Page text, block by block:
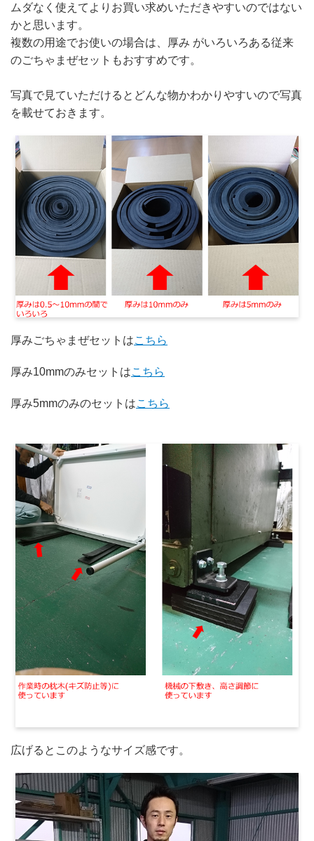
ムダなく使えてよりお買い求めいただきやすいのではない
かと思います。
複数の用途でお使いの場合は、厚み がいろいろある従来
のごちゃまぜセットもおすすめです。
写真で見ていただけるとどんな物かわかりやすいので写真
を載せておきます。
厚みごちゃまぜセットはこちら
厚み10mmのみセットはこちら
厚み5mmのみのセットはこちら
広げるとこのようなサイズ感です。